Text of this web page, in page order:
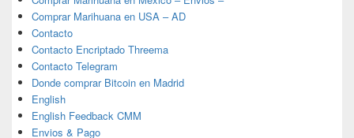
Comprar Marihuana en USA – AD
Contacto
Contacto Encriptado Threema
Contacto Telegram
Donde comprar Bitcoin en Madrid
English
English Feedback CMM
Envios & Pago